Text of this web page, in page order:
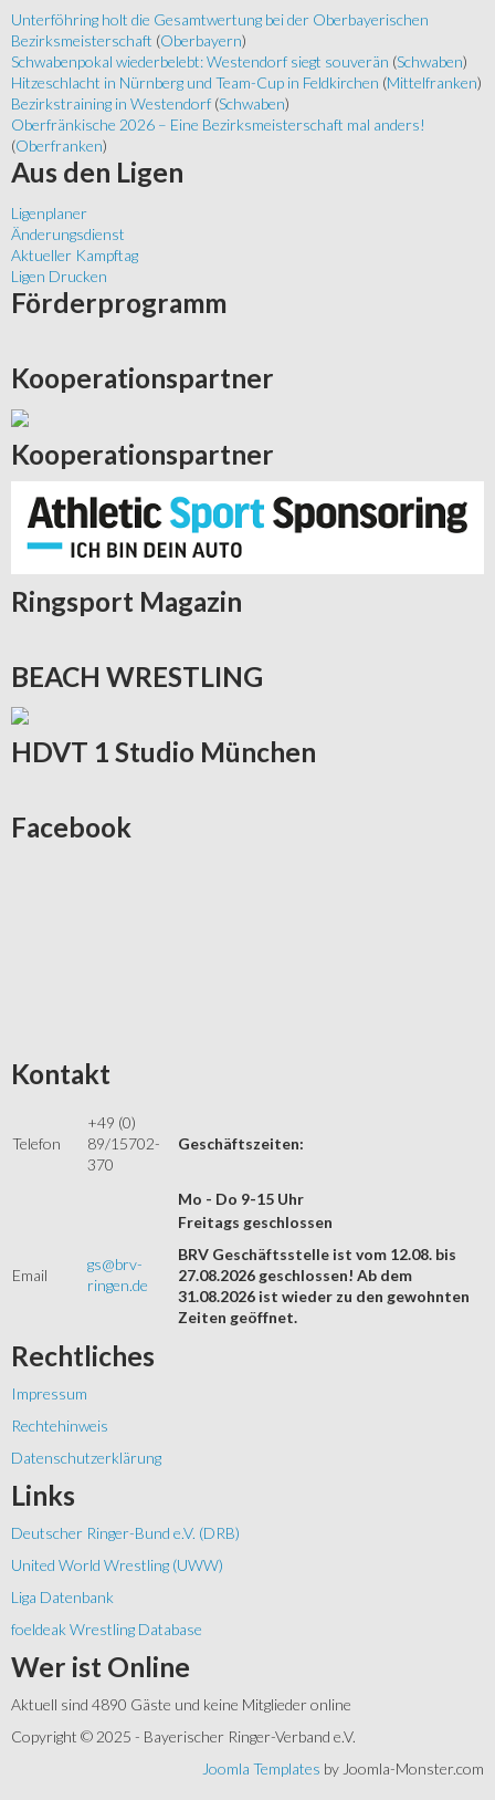
Unterföhring holt die Gesamtwertung bei der Oberbayerischen
Bezirksmeisterschaft (Oberbayern)
Schwabenpokal wiederbelebt: Westendorf siegt souverän (Schwaben)
Hitzeschlacht in Nürnberg und Team-Cup in Feldkirchen (Mittelfranken)
Bezirkstraining in Westendorf (Schwaben)
Oberfränkische 2026 – Eine Bezirksmeisterschaft mal anders!
(Oberfranken)
Aus den Ligen
Ligenplaner
Änderungsdienst
Aktueller Kampftag
Ligen Drucken
Förderprogramm
Kooperationspartner
Kooperationspartner
Ringsport Magazin
BEACH WRESTLING
HDVT 1 Studio München
Facebook
Kontakt
Telefon
+49 (0)
89/15702-
370
Geschäftszeiten:
Mo - Do 9-15 Uhr
Email
gs@brv-
ringen.de
Freitags geschlossen
BRV Geschäftsstelle ist vom 12.08. bis
27.08.2026 geschlossen! Ab dem
31.08.2026 ist wieder zu den gewohnten
Zeiten geöffnet.
Rechtliches
Impressum
Rechtehinweis
Datenschutzerklärung
Links
Deutscher Ringer-Bund e.V. (DRB)
United World Wrestling (UWW)
Liga Datenbank
foeldeak Wrestling Database
Wer ist Online
Aktuell sind 4890 Gäste und keine Mitglieder online
Copyright © 2025 - Bayerischer Ringer-Verband e.V.
Joomla Templates by Joomla-Monster.com